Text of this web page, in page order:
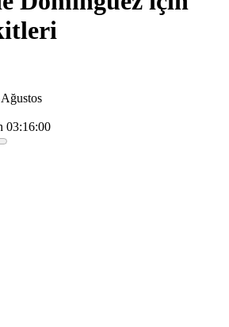
03:16:00